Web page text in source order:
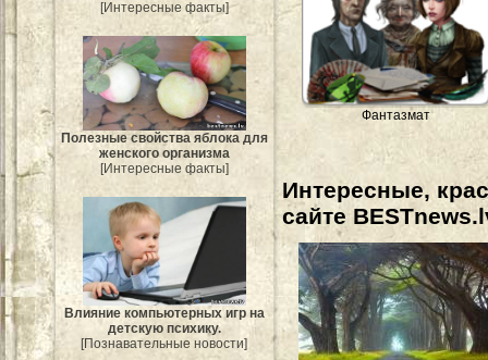
[Интересные факты]
Полезные свойства яблока для
женского организма
[Интересные факты]
Влияние компьютерных игр на
детскую психику.
[Познавательные новости]
Фантазмат
Интересные,
сайте